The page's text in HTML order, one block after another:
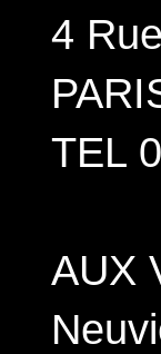
4
TEL
AUX